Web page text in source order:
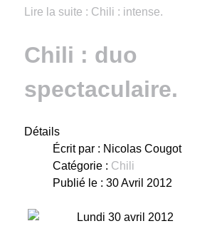
Lire la suite : Chili : intense.
Chili : duo
spectaculaire.
Détails
Écrit par : Nicolas Cougot
Catégorie : Chili
Publié le : 30 Avril 2012
Lundi 30 avril 2012